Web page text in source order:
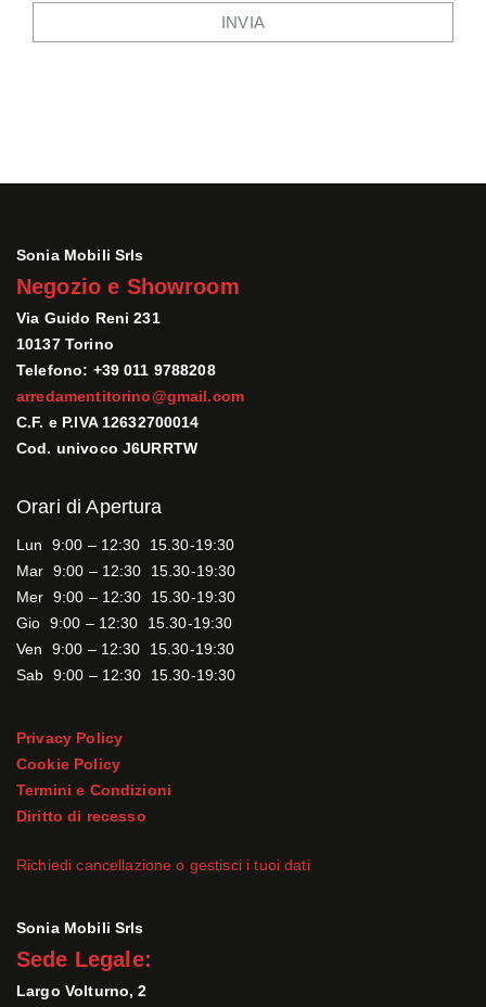
Sonia Mobili Srls
Negozio e Showroom
Via Guido Reni 231
10137 Torino
Telefono: +39 011 9788208
arredamentitorino@gmail.com
C.F. e P.IVA 12632700014
Cod. univoco J6URRTW
Orari di Apertura
Lun 9:00 – 12:30 15.30-19:30
Mar 9:00 – 12:30 15.30-19:30
Mer 9:00 – 12:30 15.30-19:30
Gio 9:00 – 12:30 15.30-19:30
Ven 9:00 – 12:30 15.30-19:30
Sab 9:00 – 12:30 15.30-19:30
Privacy Policy
Cookie Policy
Termini e Condizioni
Diritto di recesso
Richiedi cancellazione o gestisci i tuoi dati
Sonia Mobili Srls
Sede Legale:
Largo Volturno, 2